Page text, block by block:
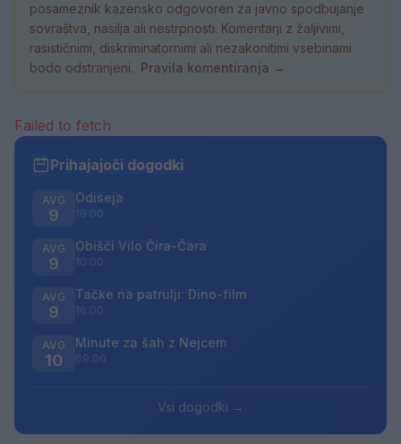
posameznik kazensko odgovoren za javno spodbujanje
sovraštva, nasilja ali nestrpnosti. Komentarji z žaljivimi,
rasističnimi, diskriminatornimi ali nezakonitimi vsebinami
bodo odstranjeni. Pravila komentiranja →
Failed to fetch
Prihajajoči dogodki
AVG
9
Odiseja
19:00
AVG
9
Obišči Vilo Čira-Čara
10:00
AVG
9
Tačke na patrulji: Dino-film
16:00
AVG
10
Minute za šah z Nejcem
09:00
Vsi dogodki →